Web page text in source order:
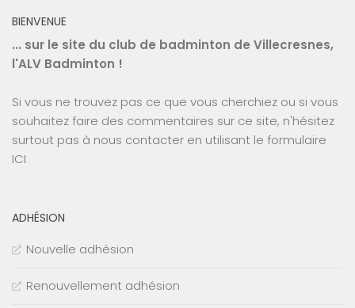
BIENVENUE
... sur le site du club de badminton de Villecresnes,
l'ALV Badminton !
Si vous ne trouvez pas ce que vous cherchiez ou si vous
souhaitez faire des commentaires sur ce site, n'hésitez
surtout pas à nous contacter en utilisant le formulaire
ICI
ADHÉSION
Nouvelle adhésion
Renouvellement adhésion